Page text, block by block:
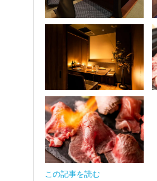
この記事を読む